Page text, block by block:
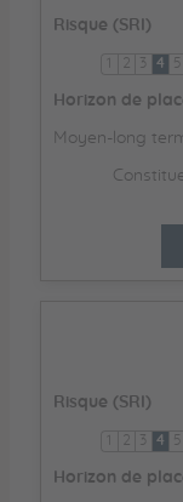
Risque (SRI)
2 3 4 5
Horizon de
Moyen-long
Risque (SRI)
2 3 4 5
Horizon de